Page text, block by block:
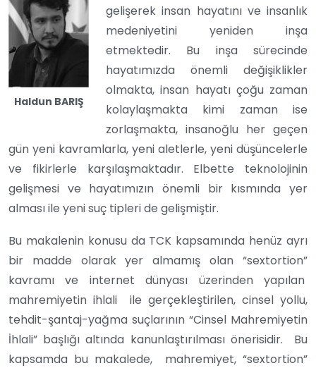
Haldun BARIŞ
gelişerek insan hayatını ve insanlık
medeniyetini yeniden inşa
etmektedir. Bu inşa sürecinde
hayatımızda önemli değişiklikler
olmakta, insan hayatı çoğu zaman
kolaylaşmakta kimi zaman ise
zorlaşmakta, insanoğlu her geçen
gün yeni kavramlarla, yeni aletlerle, yeni düşüncelerle
ve fikirlerle karşılaşmaktadır. Elbette teknolojinin
gelişmesi ve hayatımızın önemli bir kısmında yer
alması ile yeni suç tipleri de gelişmiştir.
Bu makalenin konusu da TCK kapsamında henüz ayrı
bir madde olarak yer almamış olan “sextortion”
kavramı ve internet dünyası üzerinden yapılan
mahremiyetin ihlali ile gerçekleştirilen, cinsel yollu,
tehdit-şantaj-yağma suçlarının “Cinsel Mahremiyetin
İhlali” başlığı altında kanunlaştırılması önerisidir. Bu
kapsamda bu makalede, mahremiyet, “sextortion”